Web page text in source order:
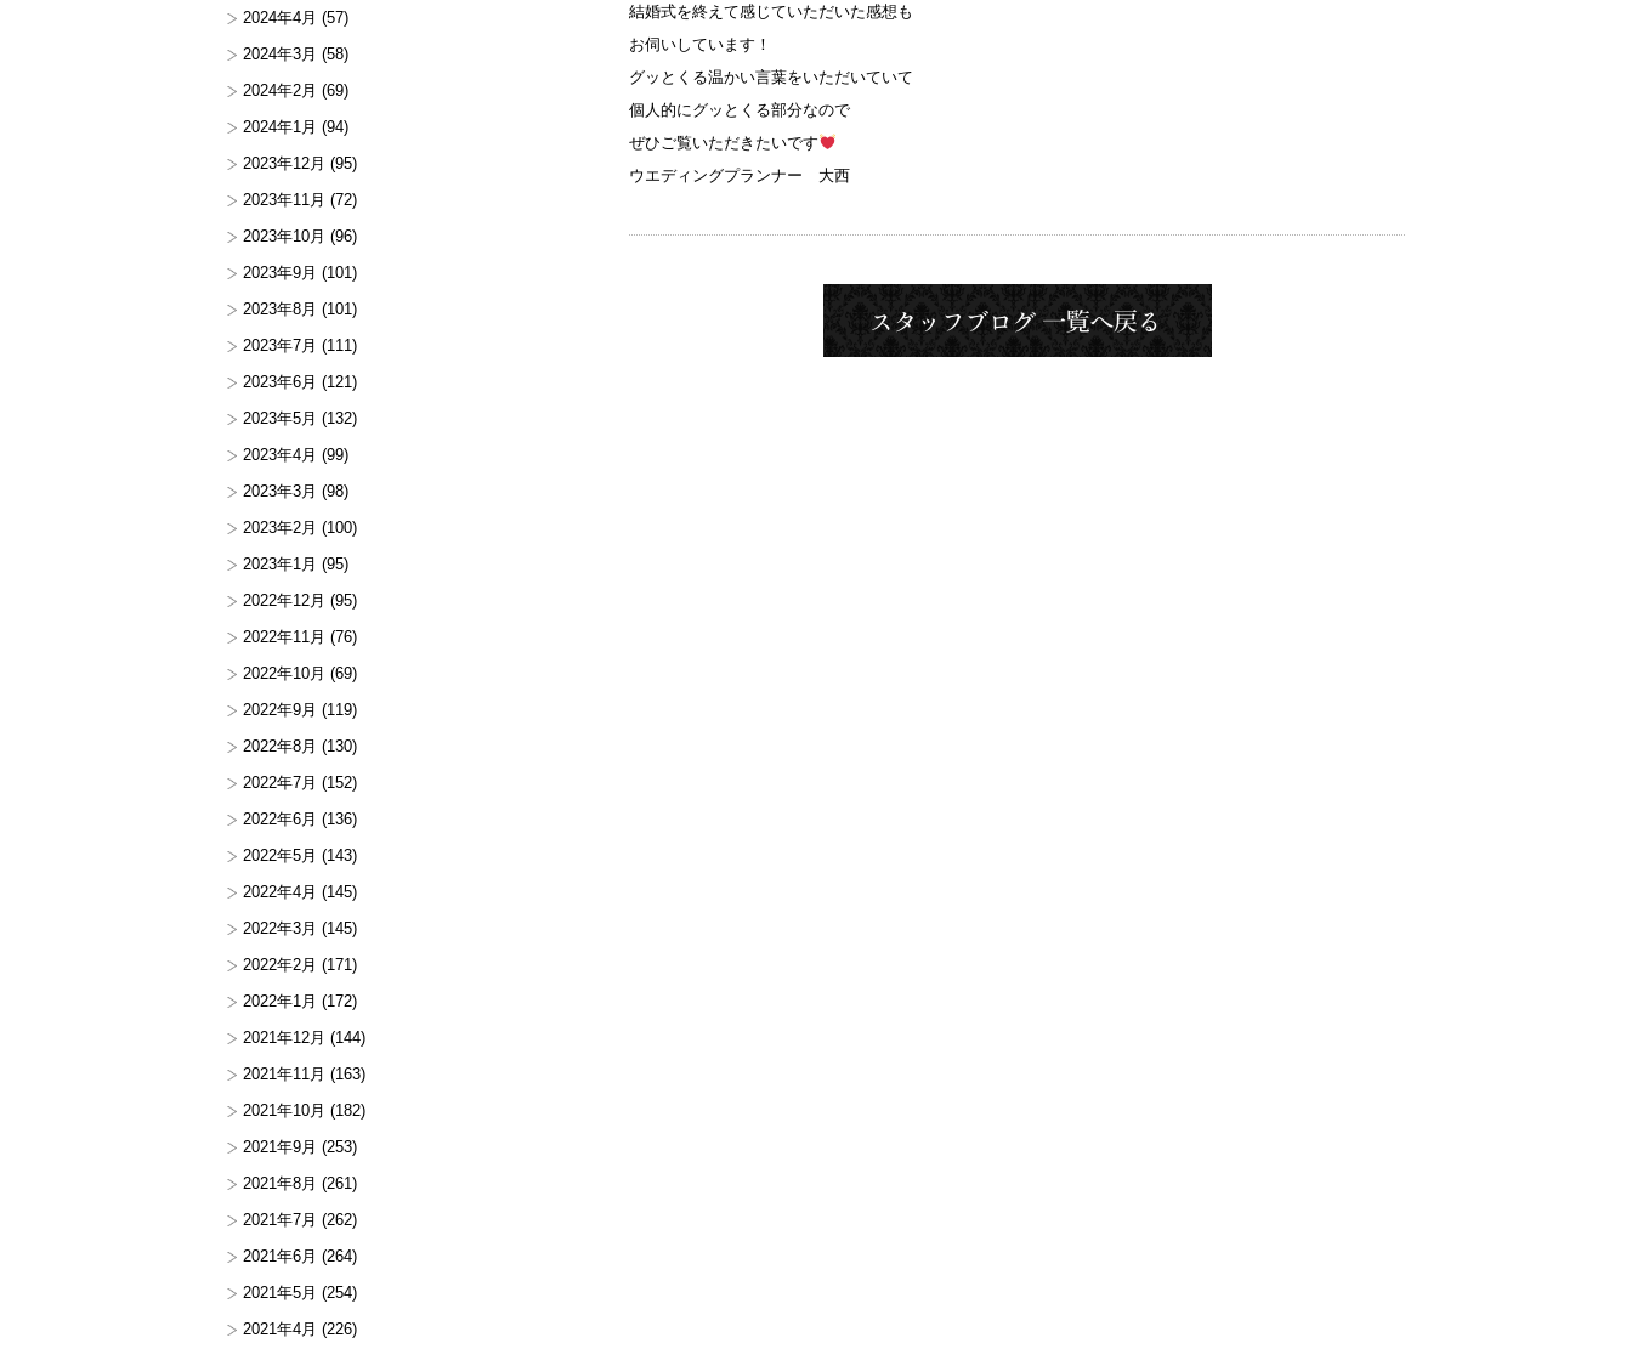
結婚式を終えて感じていただいた感想も
お伺いしています！
グッとくる温かい言葉をいただいていて
個人的にグッとくる部分なので
ぜひご覧いただきたいです
ウエディングプランナー 大西
2024年4月 (57)
2024年3月 (58)
2024年2月 (69)
2024年1月 (94)
2023年12月 (95)
2023年11月 (72)
2023年10月 (96)
2023年9月 (101)
2023年8月 (101)
2023年7月 (111)
2023年6月 (121)
2023年5月 (132)
2023年4月 (99)
2023年3月 (98)
2023年2月 (100)
2023年1月 (95)
2022年12月 (95)
2022年11月 (76)
2022年10月 (69)
2022年9月 (119)
2022年8月 (130)
2022年7月 (152)
2022年6月 (136)
2022年5月 (143)
2022年4月 (145)
2022年3月 (145)
2022年2月 (171)
2022年1月 (172)
2021年12月 (144)
2021年11月 (163)
2021年10月 (182)
2021年9月 (253)
2021年8月 (261)
2021年7月 (262)
2021年6月 (264)
2021年5月 (254)
2021年4月 (226)